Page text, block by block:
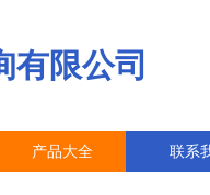
有限公司
产品大全 联系